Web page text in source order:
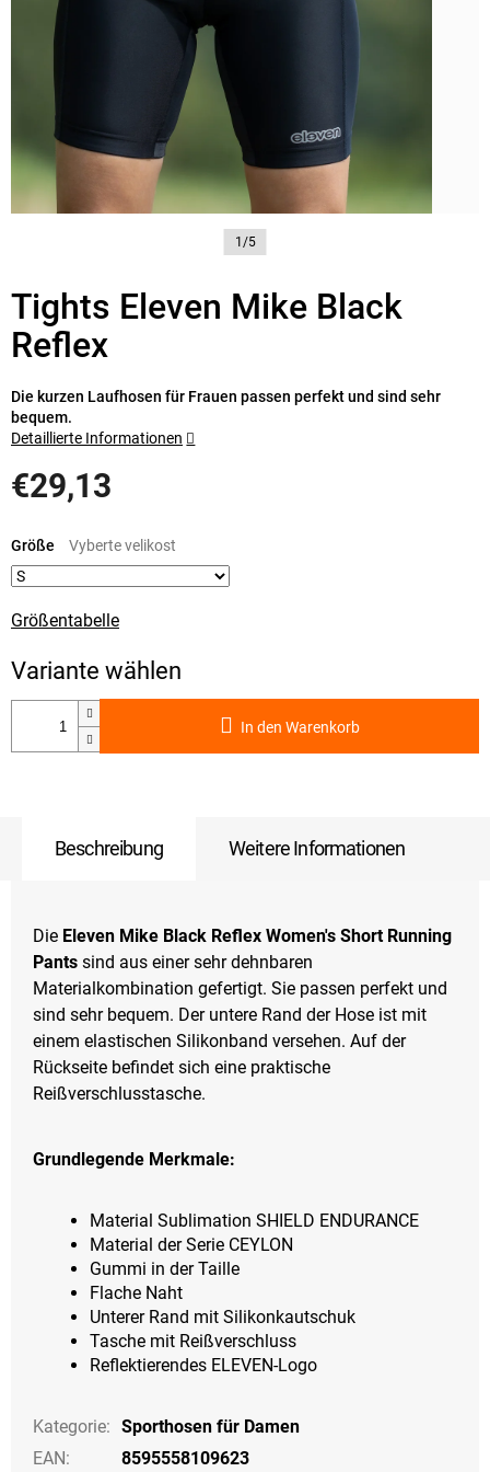
1/5
Tights Eleven Mike Black
Reflex
€29,13
Größentabelle
Größe
In den Warenkorb
Die kurzen Laufhosen für Frauen passen perfekt und sind sehr
bequem.
Detaillierte Informationen
Beschreibung Weitere Informationen
Die Eleven Mike Black Reflex Women's Short Running
Pants sind aus einer sehr dehnbaren
Materialkombination gefertigt. Sie passen perfekt und
sind sehr bequem. Der untere Rand der Hose ist mit
einem elastischen Silikonband versehen. Auf der
Rückseite befindet sich eine praktische
Reißverschlusstasche.
Grundlegende Merkmale:
Material Sublimation SHIELD ENDURANCE
Material der Serie CEYLON
Gummi in der Taille
Flache Naht
Unterer Rand mit Silikonkautschuk
Tasche mit Reißverschluss
Reflektierendes ELEVEN-Logo
Kategorie: Sporthosen für Damen
EAN: 8595558109623